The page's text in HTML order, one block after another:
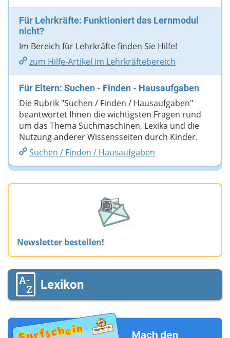
Für Lehrkräfte: Funktioniert das Lernmodul
nicht?
Im Bereich für Lehrkräfte finden Sie Hilfe!
zum Hilfe-Artikel im Lehrkräftebereich
Für Eltern: Suchen - Finden - Hausaufgaben
Die Rubrik "Suchen / Finden / Hausaufgaben"
beantwortet Ihnen die wichtigsten Fragen rund
um das Thema Suchmaschinen, Lexika und die
Nutzung anderer Wissensseiten durch Kinder.
Suchen /​​ Finden /​​ Hausaufgaben
Newsletter bestellen!
Lexikon